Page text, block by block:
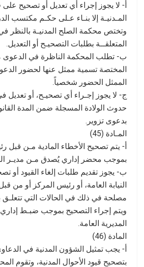
أ- لا يجوز إجراء أي تعديل أو تصحيح على
المـدنيـة إلا بنـاء عـلى حكـم مكتسب
وتختص محكمة الصلح المدنيـة بالنظر
المتعلقــة بطلبات التصحيـح أو التعديل.
ب- تطلب المحكمة الناظرة في الدعوى
المختصة تسمية ممثل عنها لحضور
الممثل الحضور شخصياً.
ج- لا يجوز إجـراء أي تصحيـح، أو تعديل
حدوث الولادة المسجلة ضمن المدة
بدعوى تزوير.
المـادة (45)
أ- يتم تصحيح الأخطاء المادية مـن قبل
بموجب محضر إداري يُصدق مـن مديـر
ب- يجوز تقديم طلبات إلغاء القيود أو
النيابة العامة، أو رئيس المركز أو
مصلحة في ذلك في الحالات التي تتعلـق
ويتم إجراء التصحيح بموجب ضبـط
المديرية العامة.
المادة (46)
أ- يجب تمثيل الشؤون المدنية في
بتصحيح قيود الأحوال المدنية، وتقوم